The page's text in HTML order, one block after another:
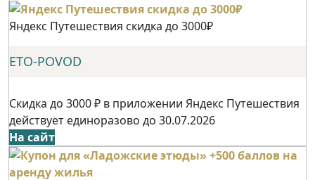
Яндекс Путешествия скидка до 3000₽
ETO-POVOD
Скидка до 3000 ₽ в приложении Яндекс Путешествия
действует единоразово до 30.07.2026
На сайт